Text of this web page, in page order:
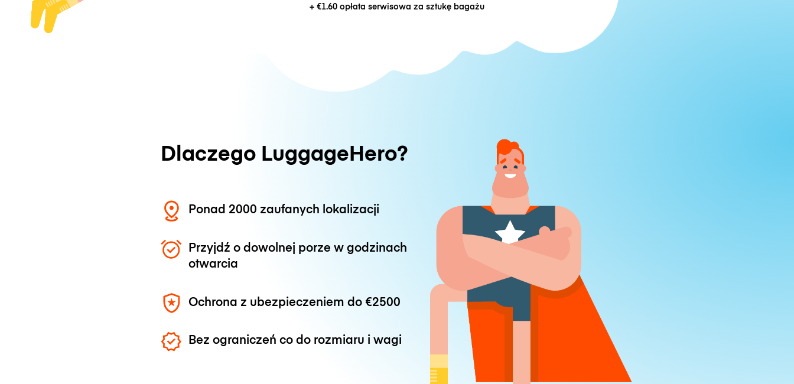
+ €1.60 opłata serwisowa za sztukę bagażu
Dlaczego LuggageHero?
Ponad 2000 zaufanych lokalizacji
Przyjdź o dowolnej porze w godzinach
otwarcia
Ochrona z ubezpieczeniem do €2500
Bez ograniczeń co do rozmiaru i wagi